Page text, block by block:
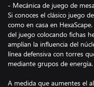
- Mecánica de juego de
Si conoces el clásico juego
como en casa en
del juego colocando fichas
amplían la influencia del
línea defensiva con torres
mediante grupos de energía.
A medida que aumentes el